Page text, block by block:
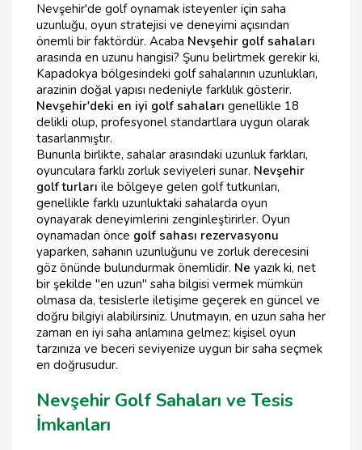
Nevşehir'de golf oynamak isteyenler için saha
uzunluğu, oyun stratejisi ve deneyimi açısından
önemli bir faktördür. Acaba Nevşehir golf sahaları
arasında en uzunu hangisi? Şunu belirtmek gerekir ki,
Kapadokya bölgesindeki golf sahalarının uzunlukları,
arazinin doğal yapısı nedeniyle farklılık gösterir.
Nevşehir'deki en iyi golf sahaları genellikle 18
delikli olup, profesyonel standartlara uygun olarak
tasarlanmıştır.
Bununla birlikte, sahalar arasındaki uzunluk farkları,
oyunculara farklı zorluk seviyeleri sunar. Nevşehir
golf turları ile bölgeye gelen golf tutkunları,
genellikle farklı uzunluktaki sahalarda oyun
oynayarak deneyimlerini zenginleştirirler. Oyun
oynamadan önce golf sahası rezervasyonu
yaparken, sahanın uzunluğunu ve zorluk derecesini
göz önünde bulundurmak önemlidir. Ne yazık ki, net
bir şekilde "en uzun" saha bilgisi vermek mümkün
olmasa da, tesislerle iletişime geçerek en güncel ve
doğru bilgiyi alabilirsiniz. Unutmayın, en uzun saha her
zaman en iyi saha anlamına gelmez; kişisel oyun
tarzınıza ve beceri seviyenize uygun bir saha seçmek
en doğrusudur.
Nevşehir Golf Sahaları ve Tesis
İmkanları